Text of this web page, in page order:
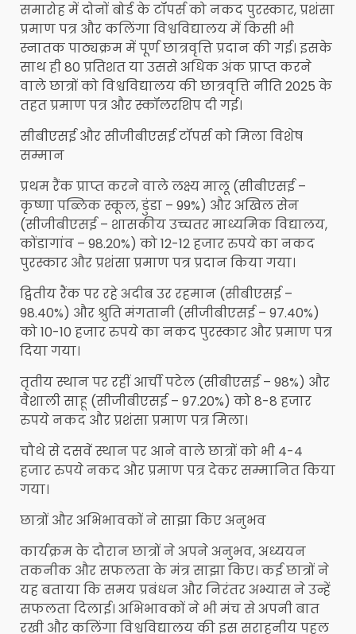
समारोह में दोनों बोर्ड के टॉपर्स को नकद पुरस्कार, प्रशंसा
प्रमाण पत्र और कलिंगा विश्वविद्यालय में किसी भी
स्नातक पाठ्यक्रम में पूर्ण छात्रवृत्ति प्रदान की गई। इसके
साथ ही 80 प्रतिशत या उससे अधिक अंक प्राप्त करने
वाले छात्रों को विश्वविद्यालय की छात्रवृत्ति नीति 2025 के
तहत प्रमाण पत्र और स्कॉलरशिप दी गई।
सीबीएसई और सीजीबीएसई टॉपर्स को मिला विशेष
सम्मान
प्रथम रैंक प्राप्त करने वाले लक्ष्य मालू (सीबीएसई –
कृष्णा पब्लिक स्कूल, डुंडा – 99%) और अखिल सेन
(सीजीबीएसई – शासकीय उच्चतर माध्यमिक विद्यालय,
कोंडागांव – 98.20%) को 12-12 हजार रुपये का नकद
पुरस्कार और प्रशंसा प्रमाण पत्र प्रदान किया गया।
द्वितीय रैंक पर रहे अदीब उर रहमान (सीबीएसई –
98.40%) और श्रुति मंगतानी (सीजीबीएसई – 97.40%)
को 10-10 हजार रुपये का नकद पुरस्कार और प्रमाण पत्र
दिया गया।
तृतीय स्थान पर रहीं आर्ची पटेल (सीबीएसई – 98%) और
वैशाली साहू (सीजीबीएसई – 97.20%) को 8-8 हजार
रुपये नकद और प्रशंसा प्रमाण पत्र मिला।
चौथे से दसवें स्थान पर आने वाले छात्रों को भी 4-4
हजार रुपये नकद और प्रमाण पत्र देकर सम्मानित किया
गया।
छात्रों और अभिभावकों ने साझा किए अनुभव
कार्यक्रम के दौरान छात्रों ने अपने अनुभव, अध्ययन
तकनीक और सफलता के मंत्र साझा किए। कई छात्रों ने
यह बताया कि समय प्रबंधन और निरंतर अभ्यास ने उन्हें
सफलता दिलाई। अभिभावकों ने भी मंच से अपनी बात
रखी और कलिंगा विश्वविद्यालय की इस सराहनीय पहल